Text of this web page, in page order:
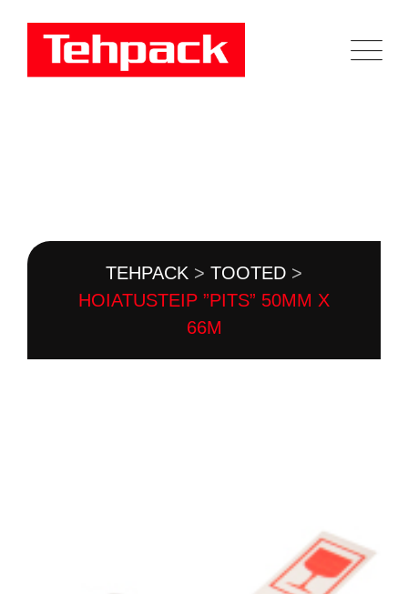
TEHPACK > TOOTED >
HOIATUSTEIP ”PITS” 50MM X
66M